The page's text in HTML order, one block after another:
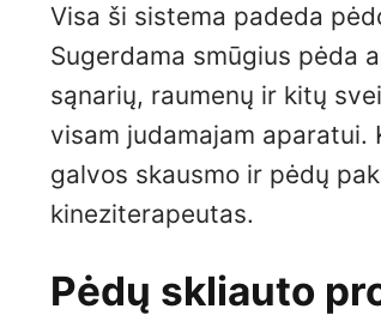
Visa ši sistema padeda
Sugerdama smūgius pėda
sąnarių, raumenų ir kitų
visam judamajam
galvos skausmo ir pėdų
kineziterapeutas.
Pėdų skliauto